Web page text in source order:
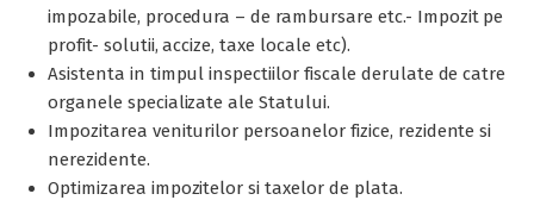
impozabile, procedura – de rambursare etc.- Impozit pe
profit- solutii, accize, taxe locale etc).
Asistenta in timpul inspectiilor fiscale derulate de catre
organele specializate ale Statului.
Impozitarea veniturilor persoanelor fizice, rezidente si
nerezidente.
Optimizarea impozitelor si taxelor de plata.